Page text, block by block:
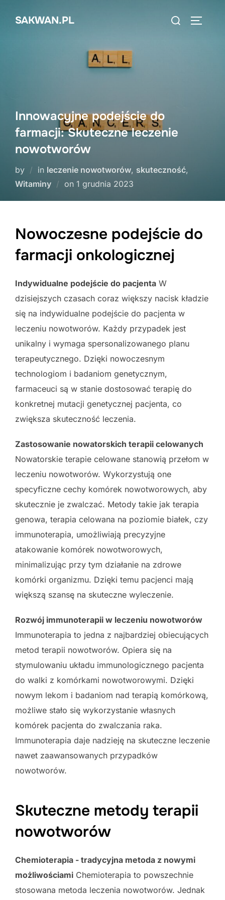
SAKWAN.PL
Search
Innowacyjne podejście do
farmacji: Skuteczne leczenie
nowotworów
by in leczenie nowotworów, skuteczność,
Witaminy
on Posted
1 grudnia 2023
Nowoczesne podejście do
farmacji onkologicznej
Indywidualne podejście do pacjenta W
dzisiejszych czasach coraz większy nacisk kładzie
się na indywidualne podejście do pacjenta w
leczeniu nowotworów. Każdy przypadek jest
unikalny i wymaga spersonalizowanego planu
terapeutycznego. Dzięki nowoczesnym
technologiom i badaniom genetycznym,
farmaceuci są w stanie dostosować terapię do
konkretnej mutacji genetycznej pacjenta, co
zwiększa skuteczność leczenia.
Zastosowanie nowatorskich terapii celowanych
Nowatorskie terapie celowane stanowią przełom w
leczeniu nowotworów. Wykorzystują one
specyficzne cechy komórek nowotworowych, aby
skutecznie je zwalczać. Metody takie jak terapia
genowa, terapia celowana na poziomie białek, czy
immunoterapia, umożliwiają precyzyjne
atakowanie komórek nowotworowych,
minimalizując przy tym działanie na zdrowe
komórki organizmu. Dzięki temu pacjenci mają
większą szansę na skuteczne wyleczenie.
Rozwój immunoterapii w leczeniu nowotworów
Immunoterapia to jedna z najbardziej obiecujących
metod terapii nowotworów. Opiera się na
stymulowaniu układu immunologicznego pacjenta
do walki z komórkami nowotworowymi. Dzięki
nowym lekom i badaniom nad terapią komórkową,
możliwe stało się wykorzystanie własnych
komórek pacjenta do zwalczania raka.
Immunoterapia daje nadzieję na skuteczne leczenie
nawet zaawansowanych przypadków
nowotworów.
Skuteczne metody terapii
nowotworów
Chemioterapia - tradycyjna metoda z nowymi
możliwościami Chemioterapia to powszechnie
stosowana metoda leczenia nowotworów. Jednak